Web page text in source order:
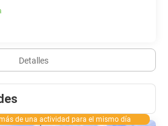
Detalles
de una actividad para el mismo día